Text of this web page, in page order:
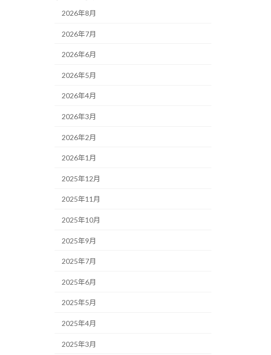
2026年8月
2026年7月
2026年6月
2026年5月
2026年4月
2026年3月
2026年2月
2026年1月
2025年12月
2025年11月
2025年10月
2025年9月
2025年7月
2025年6月
2025年5月
2025年4月
2025年3月